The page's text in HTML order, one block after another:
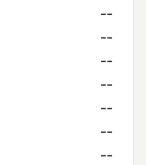
--
--
--
--
--
--
--